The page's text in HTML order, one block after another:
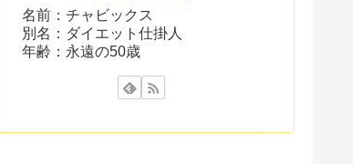
名前：チャビックス
別名：ダイエット仕掛人
年齢：永遠の50歳